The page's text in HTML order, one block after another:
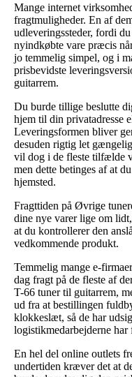
Mange internet
fragtmuligheder. En af
udleveringssteder, fordi
nyindkøbte vare præcis
jo temmelig simpel, og i
prisbevidste
guitarrem.
Du burde tillige beslutte
hjem til din privatadresse
Leveringsformen bliver
desuden rigtig let
vil dog i de fleste tilfælde
men dette betinges af at
hjemsted.
Fragttiden på Øvrige
dine nye varer lige om
at du kontrollerer den
vedkommende produkt.
Temmelig mange e-
dag fragt på de fleste af
T-66 tuner til guitarrem,
ud fra at bestillingen
klokkeslæt, så de har
logistikmedarbejderne har
En hel del online outlets
undertiden kræver det at